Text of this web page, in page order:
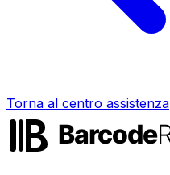
Torna al centro assistenza